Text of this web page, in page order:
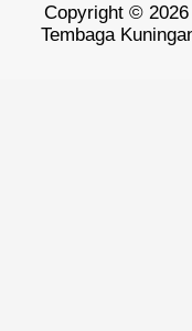
Copyright ©
Tembaga